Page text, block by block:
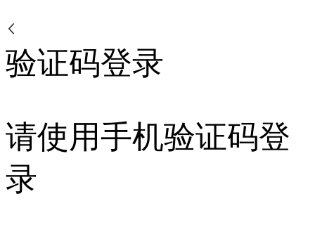
验证码登录
请使用手机验证码登
录